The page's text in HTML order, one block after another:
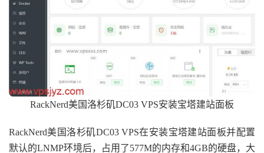
RackNerd美国洛杉矶DC03 VPS安装宝塔建站面板
RackNerd美国洛杉矶DC03 VPS在安装宝塔建站面板并配置
默认的LNMP环境后，占用了577M的内存和4GB的硬盘，大